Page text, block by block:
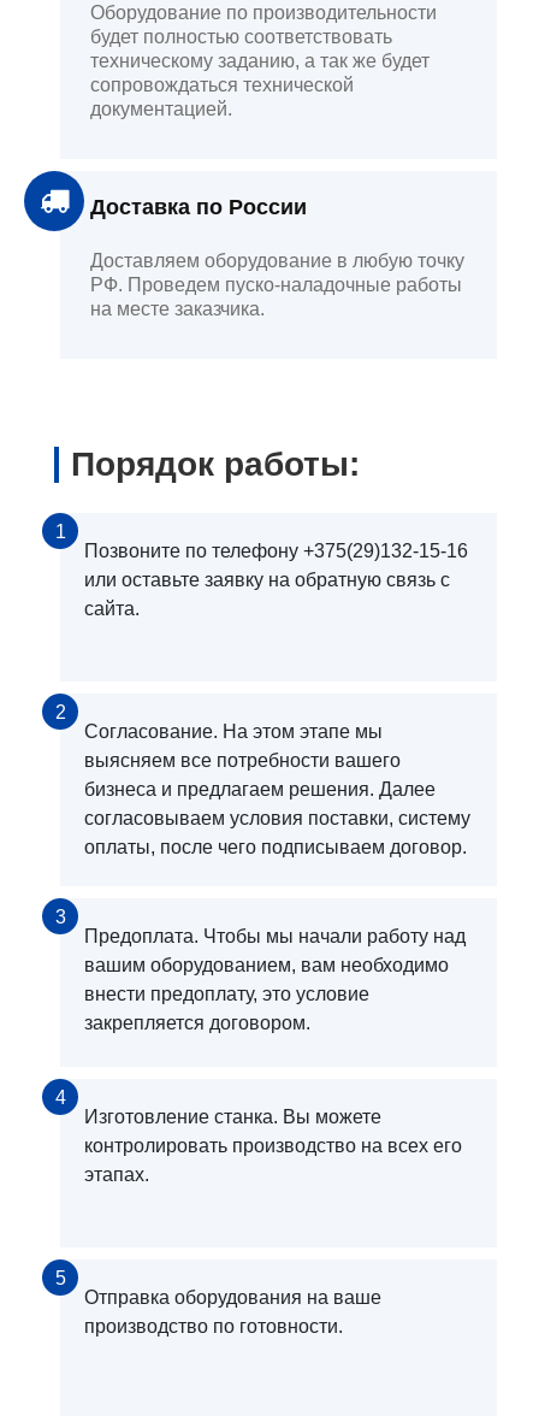
Оборудование по производительности
будет полностью соответствовать
техническому заданию, а так же будет
сопровождаться технической
документацией.
Доставка по России
Доставляем оборудование в любую точку
РФ. Проведем пуско-наладочные работы
на месте заказчика.
Порядок работы:
1
Позвоните по телефону +375(29)132-15-16
или оставьте заявку на обратную связь с
сайта.
2
Согласование. На этом этапе мы
выясняем все потребности вашего
бизнеса и предлагаем решения. Далее
согласовываем условия поставки, систему
оплаты, после чего подписываем договор.
3
Предоплата. Чтобы мы начали работу над
вашим оборудованием, вам необходимо
внести предоплату, это условие
закрепляется договором.
4
Изготовление станка. Вы можете
контролировать производство на всех его
этапах.
5
Отправка оборудования на ваше
производство по готовности.